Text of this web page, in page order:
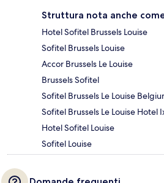
Struttura nota anche
Hotel Sofitel Brussels Louise
Sofitel Brussels Louise
Accor Brussels Le Louise
Brussels Sofitel
Sofitel Brussels Le Louise
Sofitel Brussels Le Louise Hotel
Hotel Sofitel Louise
Sofitel Louise